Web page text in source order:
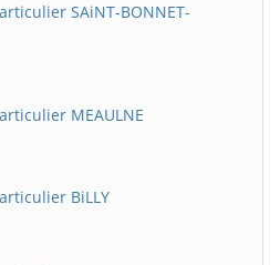
SAiNT-BONNET-
MEAULNE
BiLLY